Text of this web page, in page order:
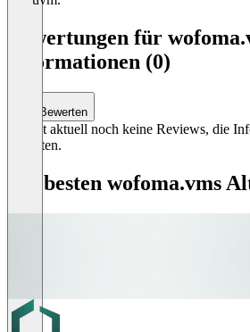
Bewertungen für
Informationen (0)
Bewerten
Es gibt aktuell noch keine Reviews, die
enthalten.
Die besten wofoma.vms